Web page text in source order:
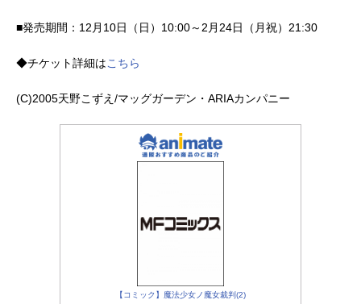
■発売期間：12月10日（日）10:00～2月24日（月祝）21:30
◆チケット詳細はこちら
(C)2005天野こずえ/マッグガーデン・ARIAカンパニー
【コミック】魔法少女ノ魔女裁判(2)